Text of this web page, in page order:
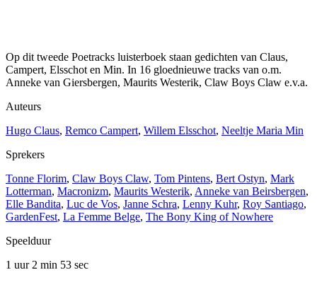
Op dit tweede Poetracks luisterboek staan gedichten van Claus,
Campert, Elsschot en Min. In 16 gloednieuwe tracks van o.m.
Anneke van Giersbergen, Maurits Westerik, Claw Boys Claw e.v.a.
Auteurs
Hugo Claus, Remco Campert, Willem Elsschot, Neeltje Maria Min
Sprekers
Tonne Florim, Claw Boys Claw, Tom Pintens, Bert Ostyn, Mark
Lotterman, Macronizm, Maurits Westerik, Anneke van Beirsbergen,
Elle Bandita, Luc de Vos, Janne Schra, Lenny Kuhr, Roy Santiago,
GardenFest, La Femme Belge, The Bony King of Nowhere
Speelduur
1 uur 2 min 53 sec